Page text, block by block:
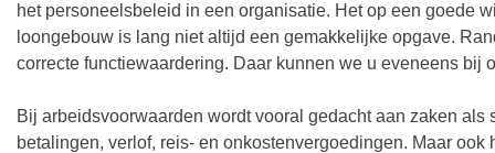
het personeelsbeleid in een organisatie. Het op een goede
loongebouw is lang niet altijd een gemakkelijke opgave.
correcte functiewaardering. Daar kunnen we u eveneens bij
Bij arbeidsvoorwaarden wordt vooral gedacht aan zaken als
betalingen, verlof, reis- en onkostenvergoedingen. Maar ook